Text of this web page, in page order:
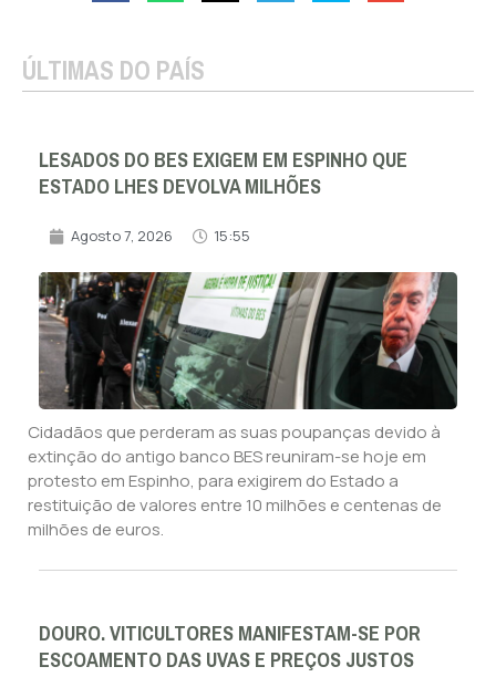
ÚLTIMAS DO PAÍS
LESADOS DO BES EXIGEM EM ESPINHO QUE
ESTADO LHES DEVOLVA MILHÕES
Agosto 7, 2026 15:55
Cidadãos que perderam as suas poupanças devido à
extinção do antigo banco BES reuniram-se hoje em
protesto em Espinho, para exigirem do Estado a
restituição de valores entre 10 milhões e centenas de
milhões de euros.
DOURO. VITICULTORES MANIFESTAM-SE POR
ESCOAMENTO DAS UVAS E PREÇOS JUSTOS